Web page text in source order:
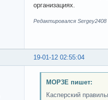
организациях.
Редактировался
19-01-12 02:55:04
MOP3E пишет:
Касперский